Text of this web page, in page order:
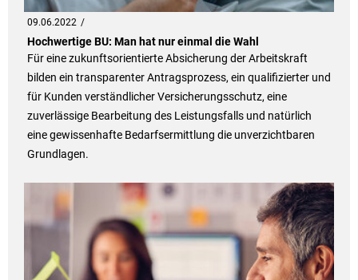
09.06.2022
Hochwertige BU: Man hat nur einmal die Wahl
Für eine zukunftsorientierte Absicherung der Arbeitskraft
bilden ein transparenter Antragsprozess, ein qualifizierter und
für Kunden verständlicher Versicherungsschutz, eine
zuverlässige Bearbeitung des Leistungsfalls und natürlich
eine gewissenhafte Bedarfsermittlung die unverzichtbaren
Grundlagen.